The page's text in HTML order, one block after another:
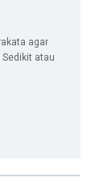
agar
atau